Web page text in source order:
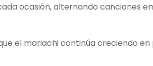
ocasión, alternando canciones
el mariachi continúa creciendo